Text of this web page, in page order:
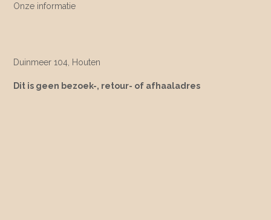
Onze informatie
Duinmeer 104, Houten
Dit is geen bezoek-, retour- of afhaaladres